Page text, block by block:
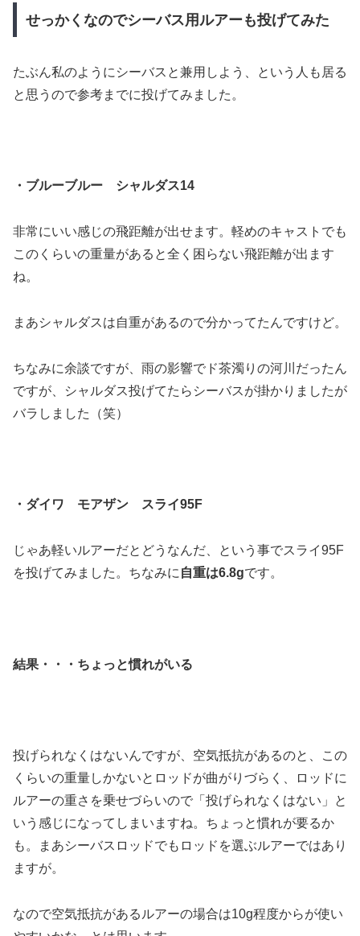
せっかくなのでシーバス用ルアーも投げてみた
たぶん私のようにシーバスと兼用しよう、という人も居る
と思うので参考までに投げてみました。
・ブルーブルー シャルダス14
非常にいい感じの飛距離が出せます。軽めのキャストでも
このくらいの重量があると全く困らない飛距離が出ます
ね。
まあシャルダスは自重があるので分かってたんですけど。
ちなみに余談ですが、雨の影響でド茶濁りの河川だったん
ですが、シャルダス投げてたらシーバスが掛かりましたが
バラしました（笑）
・ダイワ モアザン スライ95F
じゃあ軽いルアーだとどうなんだ、という事でスライ95F
を投げてみました。ちなみに 自重は6.8gです。
結果・・・ちょっと慣れがいる
投げられなくはないんですが、空気抵抗があるのと、この
くらいの重量しかないとロッドが曲がりづらく、ロッドに
ルアーの重さを乗せづらいので「投げられなくはない」と
いう感じになってしまいますね。ちょっと慣れが要るか
も。まあシーバスロッドでもロッドを選ぶルアーではあり
ますが。
なので空気抵抗があるルアーの場合は10g程度からが使い